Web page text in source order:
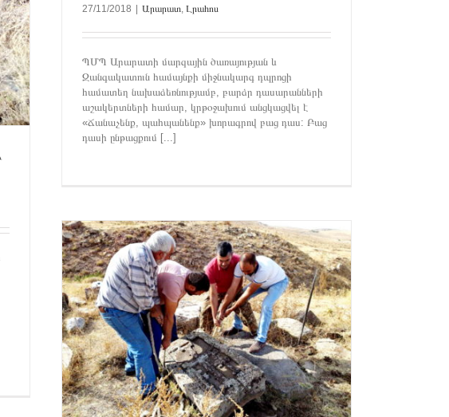
27/11/2018 Արարատ, Լրահոս
ՊՄՊ Արարատի մարզային ծառայության և
Զանգակատուն համայնքի միջնակարգ դպրոցի
համատեղ նախաձեռնությամբ, բարձր դասարանների
աշակերտների համար, կրթօջախում անցկացվել է
«Ճանաչենք, պահպանենք» խորագրով բաց դաս: Բաց
դասի ընթացքում [...]